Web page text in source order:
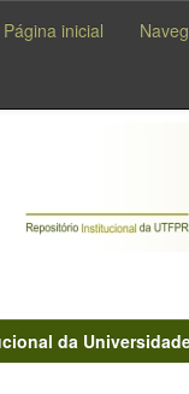
Página inicial
da